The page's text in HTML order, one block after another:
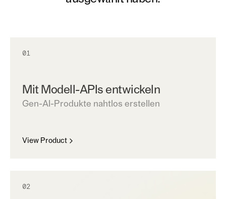
01
Mit Modell-APIs entwickeln
Gen-AI-Produkte nahtlos erstellen
View Product
02